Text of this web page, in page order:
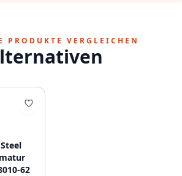
PRODUKTE VERGLEICHEN
62